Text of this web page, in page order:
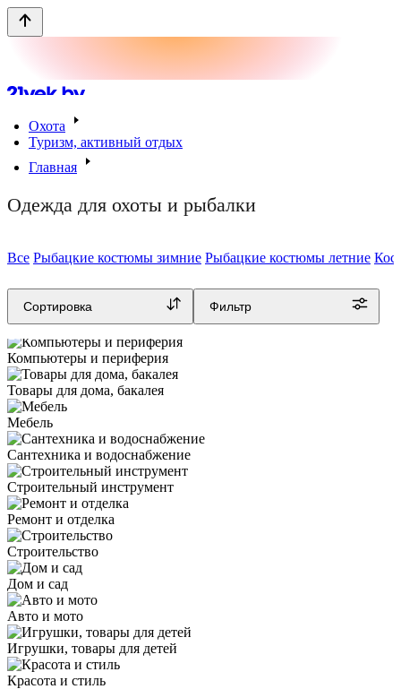
Все акции
Бытовая техника
Смартфоны, ТВ и электроника
Компьютеры и периферия
Товары для дома, бакалея
Мебель
Сантехника и водоснабжение
Строительный инструмент
Ремонт и отделка
Строительство
Дом и сад
Авто и мото
Игрушки, товары для детей
Красота и стиль
Охота
Туризм, активный отдых
Главная
Одежда для охоты и рыбалки
Все Рыбацкие костюмы зимние Рыбацкие костюмы летние
Сортировка Фильтр